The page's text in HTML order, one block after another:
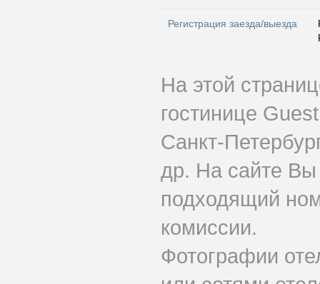
Регистрация заезда/выезда
На этой
гостинице
Санкт-
др. На сайте Вы
подходящий
комиссии.
Фотографии